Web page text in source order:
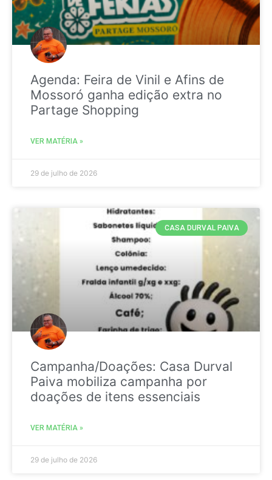
Agenda: Feira de Vinil e Afins de
Mossoró ganha edição extra no
Partage Shopping
VER MATÉRIA »
29 de julho de 2026
CASA DURVAL PAIVA
Campanha/Doações: Casa Durval
Paiva mobiliza campanha por
doações de itens essenciais
VER MATÉRIA »
29 de julho de 2026